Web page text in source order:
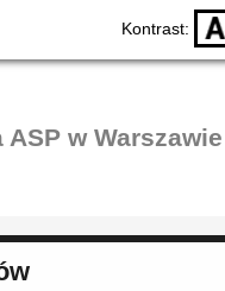
Kontrast: D
w Warszawie